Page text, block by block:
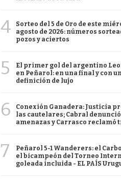
4
Sorteo del 5 de Oro de este
agosto de 2026: números
pozos y aciertos
5
El primer gol del argentino
en Peñarol: en una final y con
definición de lujo
6
Conexión Ganadera: Justicia
las cautelares; Cabral denunció
amenazas y Carrasco reclamó
7
Peñarol 5-1 Wanderers: el
el bicampeón del Torneo
goleada incluida - EL PAÍS